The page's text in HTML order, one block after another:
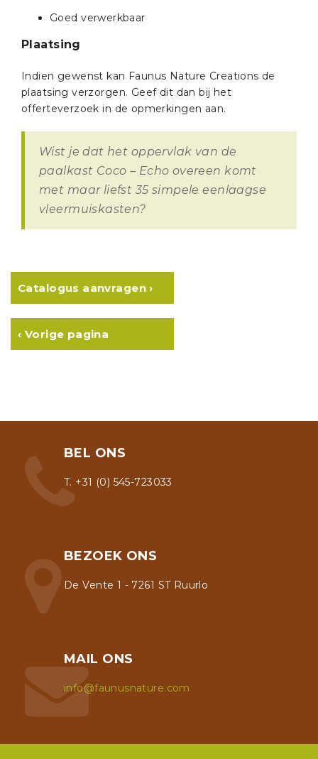
Goed verwerkbaar
Plaatsing
Indien gewenst kan Faunus Nature Creations de
plaatsing verzorgen. Geef dit dan bij het
offerteverzoek in de opmerkingen aan.
Wist je dat het oppervlak van de
paalkast Coco – Echo overeen komt
met maar liefst 35 simpele eenlaagse
vleermuiskasten?
Catalogus aanvragen ›
‹ Vorige pagina
BEL ONS
T. +31 (0) 545-723033
BEZOEK ONS
De Vente 1 - 7261 ST Ruurlo
MAIL ONS
info@faunusnature.com